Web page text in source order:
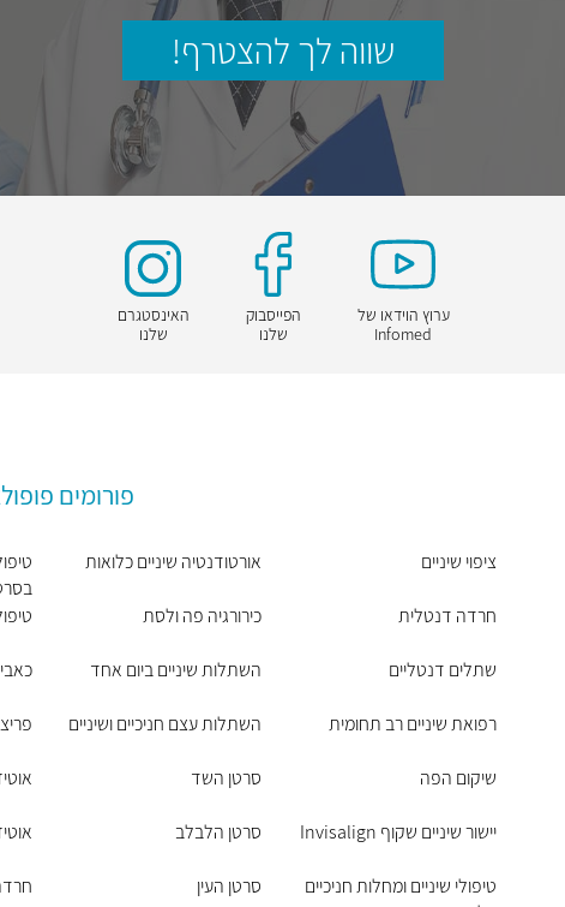
שווה לך להצטרף!
ערוץ הוידאו של
Infomed
הפייסבוק
שלנו
האינסטגרם
שלנו
פורומים
ציפוי שיניים
חרדה דנטלית
שתלים דנטליים
רפואת שיניים רב תחומית
שיקום הפה
יישור שיניים שקוף Invisalign
טיפולי שיניים ומחלות חניכיים
אורטודנטיה שיניים כלואות
כירורגיה פה ולסת
השתלות שיניים ביום אחד
השתלות עצם חניכיים ושיניים
סרטן השד
סרטן הלבלב
סרטן העין